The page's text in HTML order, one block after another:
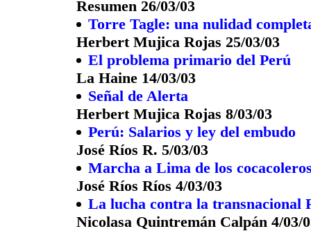
Resumen 26/03/03
Torre Tagle: una nulidad
Herbert Mujica Rojas 25/03/03
El problema primario del Perú
La Haine 14/03/03
Señal de Alerta
Herbert Mujica Rojas 8/03/03
Perú: Salarios y ley del embudo
José Ríos R. 5/03/03
Marcha a Lima de los
José Ríos Ríos 4/03/03
La lucha contra la transnacional
Nicolasa Quintremán Calpán 4/03/